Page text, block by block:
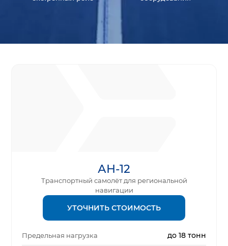
АН-12
Транспортный самолёт для региональной
навигации
УТОЧНИТЬ СТОИМОСТЬ
Предельная нагрузка до 18 тонн